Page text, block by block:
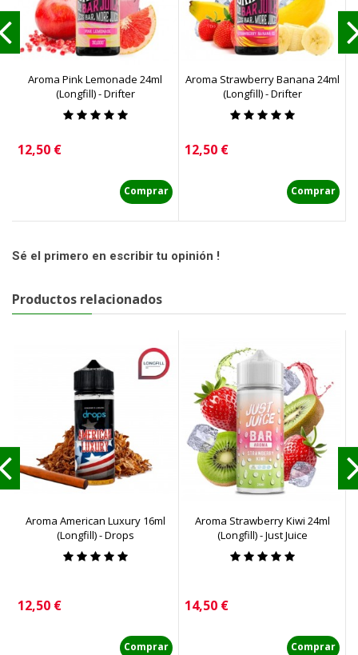
Aroma Pink Lemonade 24ml
(Longfill) - Drifter
Precio
12,50 €
Comprar
Aroma Strawberry Banana 24ml
(Longfill) - Drifter
Precio
12,50 €
Comprar
Sé el primero en escribir tu opinión !
Productos relacionados
Aroma American Luxury 16ml
(Longfill) - Drops
Precio
12,50 €
Comprar
Aroma Strawberry Kiwi 24ml
(Longfill) - Just Juice
Precio
14,50 €
Comprar